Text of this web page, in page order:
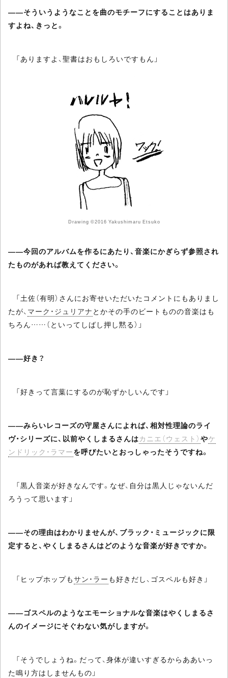
――そういうようなことを曲のモチーフにすることはありま
すよね、きっと。
「ありますよ、聖書はおもしろいですもん」
Drawing ©2016 Yakushimaru Etsuko
――今回のアルバムを作るにあたり、音楽にかぎらず参照され
たものがあれば教えてください。
「土佐（有明）さんにお寄せいただいたコメントにもありまし
たが、 マーク・ジュリアナ とかその手のビートものの音楽はも
ちろん……（といってしばし押し黙る）」
――好き？
「好きって言葉にするのが恥ずかしいんです」
――みらいレコーズの守屋さんによれば、相対性理論のライ
ヴ・シリーズに、以前やくしまるさんはカニエ（ウェスト） やケ
ンドリック・ラマーを呼びたいとおっしゃったそうですね。
「黒人音楽が好きなんです。なぜ、自分は黒人じゃないんだ
ろうって思います」
――その理由はわかりませんが、ブラック・ミュージックに限
定すると、やくしまるさんはどのような音楽が好きですか。
「ヒップホップもサン・ラー も好きだし、ゴスペルも好き」
――ゴスペルのようなエモーショナルな音楽はやくしまるさ
んのイメージにそぐわない気がしますが。
「そうでしょうね。だって、身体が違いすぎるからああいっ
た鳴り方はしませんもの」